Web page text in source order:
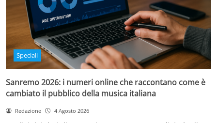
Speciali
Sanremo 2026: i numeri online che raccontano come è
cambiato il pubblico della musica italiana
Redazione 4 Agosto 2026